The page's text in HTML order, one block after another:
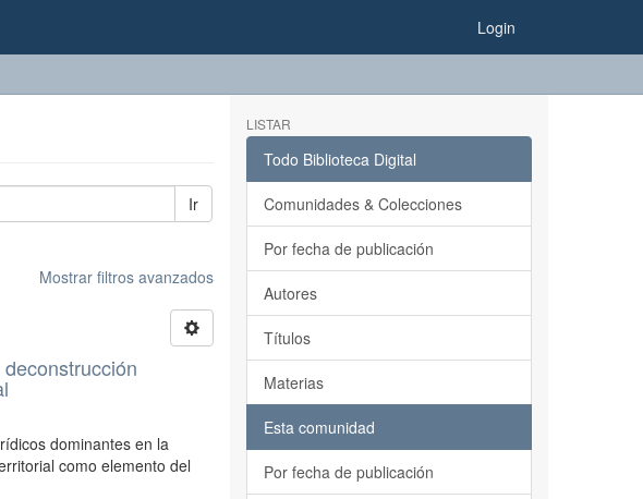
Login
Ir
Mostrar filtros avanzados
dominantes en la
como elemento del
LISTAR
Todo Biblioteca Digital
Comunidades & Colecciones
Por fecha de publicación
Autores
Títulos
Materias
Esta comunidad
Por fecha de publicación